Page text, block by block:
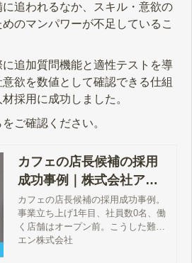
追われるなか、スキル・意欲の
のマンパワーが不足しているこ
追加質問機能と適性テストを導
欲を数値として確認できる仕組
採用に成功しました。
ご確認ください。
カフェの店長候補の採用
成功事例｜株式会社アミ
ーゴ
カフェの店長候補の採用成功事例。
事業立ち上げ1年目、社員数0名、働
く店舗はオープン前。こうした難し
い状況が揃う中でも、40名の応募を
エン株式会社